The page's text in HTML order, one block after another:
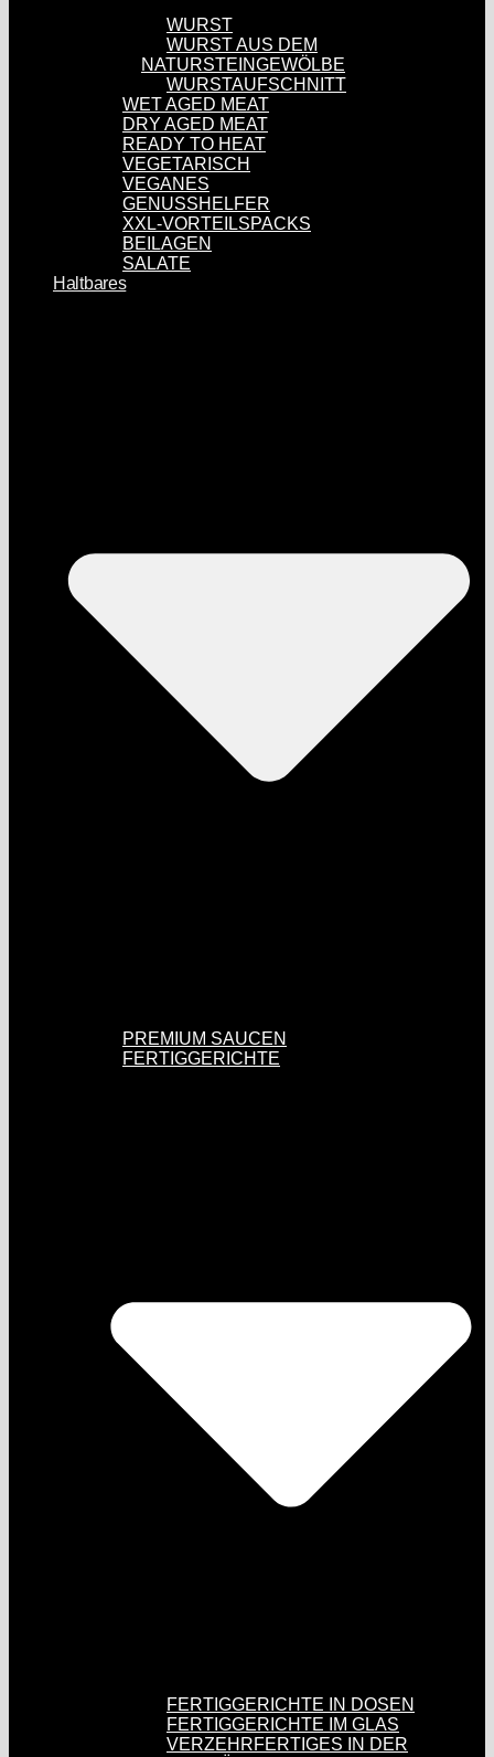
WURST
WURST AUS DEM
NATURSTEINGEWÖLBE
WURSTAUFSCHNITT
WET AGED MEAT
DRY AGED MEAT
READY TO HEAT
VEGETARISCH
VEGANES
GENUSSHELFER
XXL-VORTEILSPACKS
BEILAGEN
SALATE
Haltbares
PREMIUM SAUCEN
FERTIGGERICHTE
FERTIGGERICHTE IN DOSEN
FERTIGGERICHTE IM GLAS
VERZEHRFERTIGES IN DER